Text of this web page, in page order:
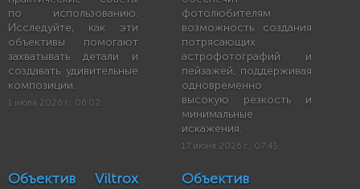
по использованию.
Исследуйте, как эти
объективы помогают
захватывать детали и
создавать удивительные
композиции.
1 июля 2026 г., 06:02
фотолюбителям
возможность создания
потрясающих
астрофотографий и
пейзажей, поддерживая
одновременно
высокую резкость и
минимальные
искажения.
17 июня 2026 г., 07:45
Объектив Viltrox
Объектив